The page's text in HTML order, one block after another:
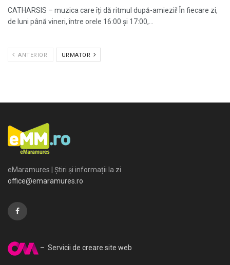
CATHARSIS – muzica care îți dă ritmul după-amiezii! În fiecare zi,
de luni până vineri, între orele 16:00 și 17:00,...
ANTERIOR URMATOR
eMaramures | Știri și informații la zi
office@emaramures.ro
– Servicii de creare site web